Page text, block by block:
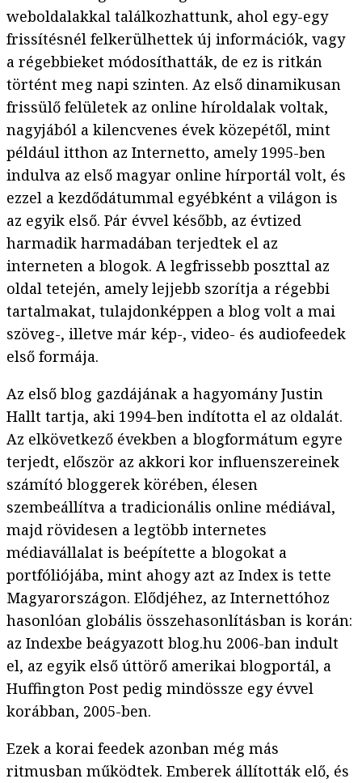
weboldalakkal találkozhattunk, ahol egy-egy
frissítésnél felkerülhettek új információk, vagy
a régebbieket módosíthatták, de ez is ritkán
történt meg napi szinten. Az első dinamikusan
frissülő felületek az online híroldalak voltak,
nagyjából a kilencvenes évek közepétől, mint
például itthon az Internetto, amely 1995-ben
indulva az első magyar online hírportál volt, és
ezzel a kezdődátummal egyébként a világon is
az egyik első. Pár évvel később, az évtized
harmadik harmadában terjedtek el az
interneten a blogok. A legfrissebb poszttal az
oldal tetején, amely lejjebb szorítja a régebbi
tartalmakat, tulajdonképpen a blog volt a mai
szöveg-, illetve már kép-, video- és audiofeedek
első formája.
Az első blog gazdájának a hagyomány Justin
Hallt tartja, aki 1994-ben indította el az oldalát.
Az elkövetkező években a blogformátum egyre
terjedt, először az akkori kor influenszereinek
számító bloggerek körében, élesen
szembeállítva a tradicionális online médiával,
majd rövidesen a legtöbb internetes
médiavállalat is beépítette a blogokat a
portfóliójába, mint ahogy azt az Index is tette
Magyarországon. Elődjéhez, az Internettóhoz
hasonlóan globális összehasonlításban is korán:
az Indexbe beágyazott blog.hu 2006-ban indult
el, az egyik első úttörő amerikai blogportál, a
Huffington Post pedig mindössze egy évvel
korábban, 2005-ben.
Ezek a korai feedek azonban még más
ritmusban működtek. Emberek állították elő, és